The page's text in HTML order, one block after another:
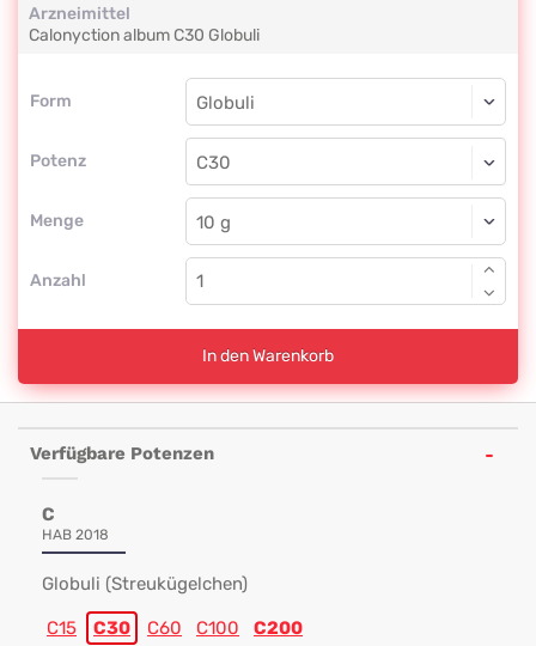
Arzneimittel
Calonyction album C30 Globuli
Form
Form
Potenz
Globuli
C30
Menge
Globuli
Anzahl
In den Warenkorb
Verfügbare Potenzen
C
HAB 2018
Globuli (Streukügelchen)
C15 C30 C60 C100 C200